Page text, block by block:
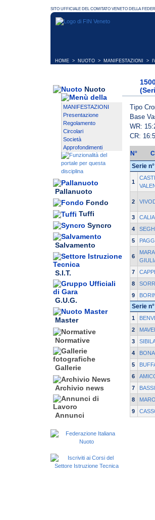
HOME > NUOTO > MANIFESTAZIONI >
Nuoto
MANIFESTAZIONI
Presentazione
Regolamento
Circolari
Società
Approfondimenti
Pallanuoto
Fondo
Tuffi
Syncro
Salvamento
S.I.T.
G.U.G.
Master
Normative
Gallerie
Archivio news
Annunci
Tipo
Base
WR:
CR:
N°
Serie
1
2
3
4
5
6
7
8
9
Serie
1
2
3
4
5
6
7
8
9